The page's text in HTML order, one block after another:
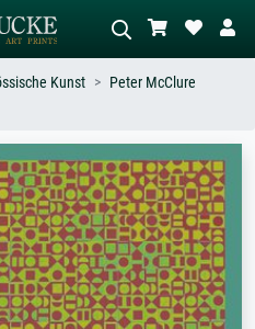
Beschreiben Sie die Szene – z.B. Grüne
Wiese, Abstrakt mit viel Rot, Dunkles
Ölgemälde, Stehender Akt neben einem
Baum.
Kunst
Peter McClure